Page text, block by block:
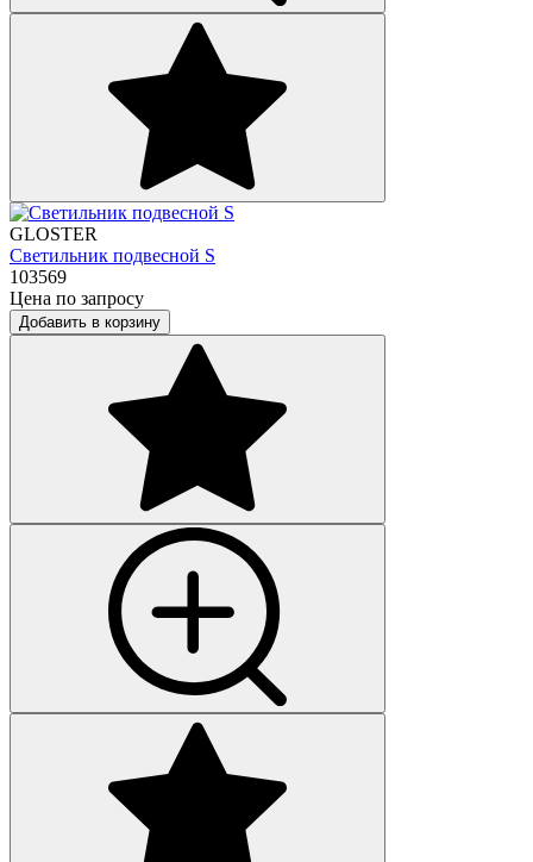
GLOSTER
Светильник подвесной S
103569
Цена по запросу
Добавить в корзину